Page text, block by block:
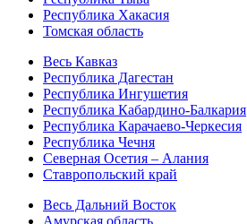
Республика Хакасия
Томская область
Весь Кавказ
Республика Дагестан
Республика Ингушетия
Республика Кабардино-Балкария
Республика Карачаево-Черкесия
Республика Чечня
Северная Осетия – Алания
Ставропольский край
Весь Дальний Восток
Амурская область